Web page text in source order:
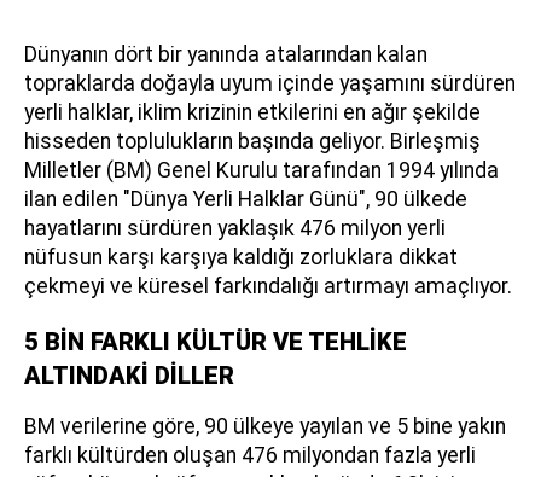
Dünyanın dört bir yanında atalarından kalan
topraklarda doğayla uyum içinde yaşamını sürdüren
yerli halklar, iklim krizinin etkilerini en ağır şekilde
hisseden toplulukların başında geliyor. Birleşmiş
Milletler (BM) Genel Kurulu tarafından 1994 yılında
ilan edilen "Dünya Yerli Halklar Günü", 90 ülkede
hayatlarını sürdüren yaklaşık 476 milyon yerli
nüfusun karşı karşıya kaldığı zorluklara dikkat
çekmeyi ve küresel farkındalığı artırmayı amaçlıyor.
5 BİN FARKLI KÜLTÜR VE TEHLİKE
ALTINDAKİ DİLLER
BM verilerine göre, 90 ülkeye yayılan ve 5 bine yakın
farklı kültürden oluşan 476 milyondan fazla yerli